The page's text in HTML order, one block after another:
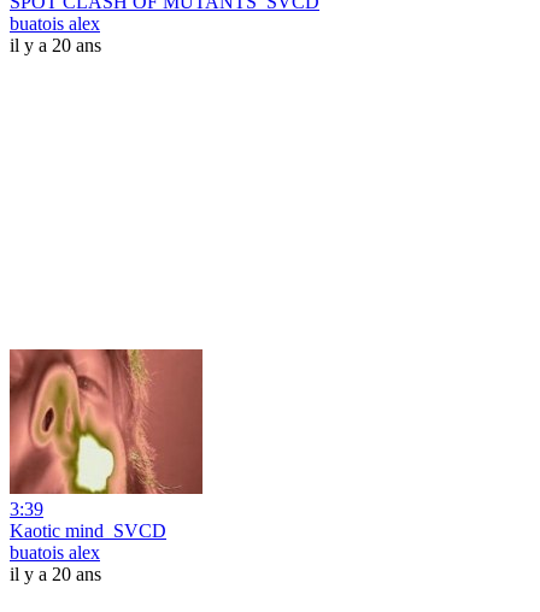
buatois alex
il y a 20 ans
3:39
Kaotic mind_SVCD
buatois alex
il y a 20 ans